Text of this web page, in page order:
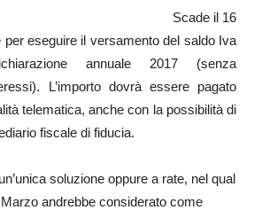
Scade il 16
eseguire il versamento del saldo Iva
annuale 2017 (senza
L’importo dovrà essere pagato
telematica, anche con la possibilità di
fiscale di fiducia.
soluzione oppure a rate, nel qual
andrebbe considerato come